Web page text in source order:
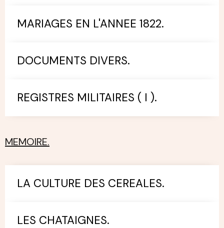
MARIAGES EN L'ANNEE 1822.
DOCUMENTS DIVERS.
REGISTRES MILITAIRES ( I ).
MEMOIRE.
LA CULTURE DES CEREALES.
LES CHATAIGNES.